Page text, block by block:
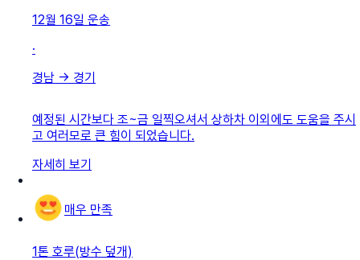
12월 16일 운송
·
경남 → 경기
예정된 시간보다 조~금 일찍오셔서 상하차 이외에도 도움을 주시
고 여러모로 큰 힘이 되었습니다.
자세히 보기
매우 만족
1톤 호루(방수 덮개)